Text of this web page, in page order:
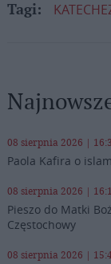
Tagi:
08 sierpnia 2026 |
Paola Kafira o
08 sierpnia 2026 |
Pieszo do Matki
Częstochowy
08 sierpnia 2026 |